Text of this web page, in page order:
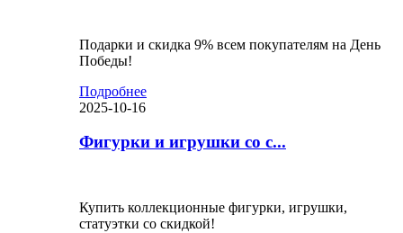
Подарки и скидка 9% всем покупателям на День
Победы!
Подробнее
2025-10-16
Фигурки и игрушки со с...
Купить коллекционные фигурки, игрушки,
статуэтки со скидкой!